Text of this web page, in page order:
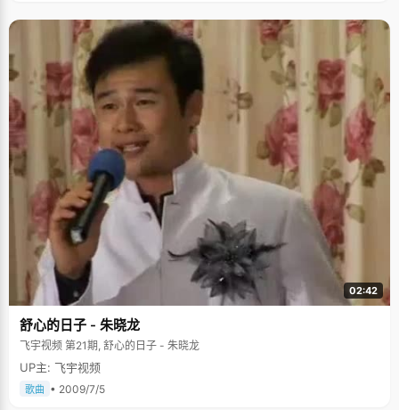
02:42
舒心的日子 - 朱晓龙
飞宇视频 第21期, 舒心的日子 - 朱晓龙
UP主: 飞宇视频
歌曲 • 2009/7/5